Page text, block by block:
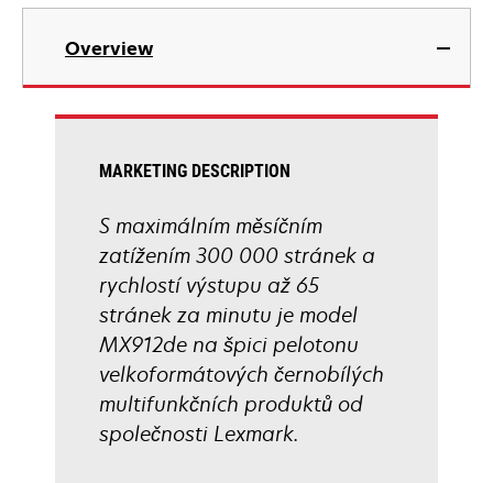
opens
new
Overview
MARKETING DESCRIPTION
S maximálním měsíčním
zatížením 300 000 stránek a
rychlostí výstupu až 65
stránek za minutu je model
MX912de na špici pelotonu
velkoformátových černobílých
multifunkčních produktů od
společnosti Lexmark.